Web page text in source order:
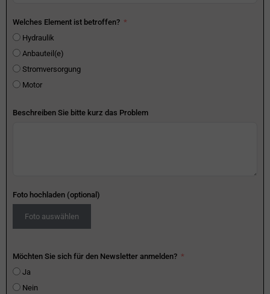
Welches Element ist betroffen?
Hydraulik
Anbauteil(e)
Stromversorgung
Motor
Beschreiben Sie bitte kurz das Problem
Foto hochladen (optional)
Foto auswählen
Möchten Sie sich für den Newsletter anmelden?
Ja
Nein